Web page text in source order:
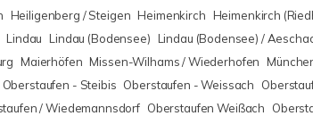
Heiligenberg / Steigen Heimenkirch Heimenkirch
Lindau Lindau (Bodensee) Lindau (Bodensee) /
Maierhöfen Missen-Wilhams / Wiederhofen
Oberstaufen - Steibis Oberstaufen - Weissach
/ Wiedemannsdorf Oberstaufen Weißach